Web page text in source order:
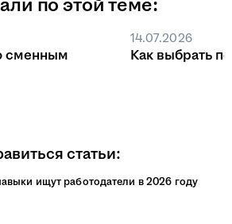
по этой теме:
сменным
14.07.2026
Как выбрать
статьи:
ищут работодатели в 2026 году